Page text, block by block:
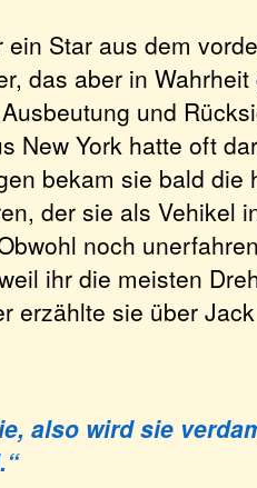
Star aus dem
das aber in
und
New York hatte oft
bekam sie bald
der sie als Vehikel
noch
ihr die meisten
erzählte sie über
also wird sie